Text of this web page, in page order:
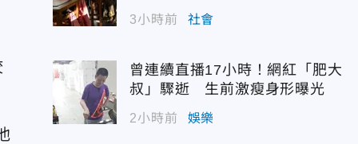
3小時前 社會
曾連續直播17小時！網紅「肥大
叔」驟逝 生前激瘦身形曝光
2小時前 娛樂